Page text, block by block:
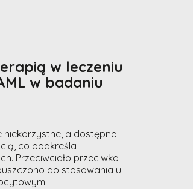
w leczeniu
w badaniu
a dostępne
co podkreśla
Przeciwciało przeciwko
do stosowania u